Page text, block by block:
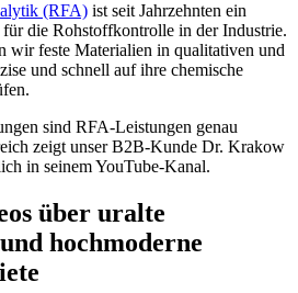
(RFA) ist seit Jahrzehnten ein
die Rohstoffkontrolle in der Industrie.
wir feste Materialien in qualitativen und
und schnell auf ihre chemische
sind RFA-Leistungen genau
zeigt unser B2B-Kunde Dr. Krakow
in seinem YouTube-Kanal.
über uralte
hochmoderne